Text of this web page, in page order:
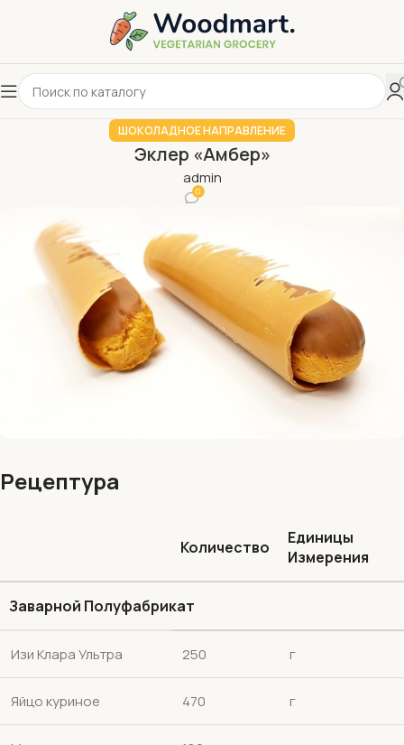
ШОКОЛАДНОЕ НАПРАВЛЕНИЕ
Эклер «Амбер»
admin
0
Рецептура
Количество
Единицы
Измерения
Заварной Полуфабрикат
Изи Клара Ультра 250 г
Яйцо куриное 470 г